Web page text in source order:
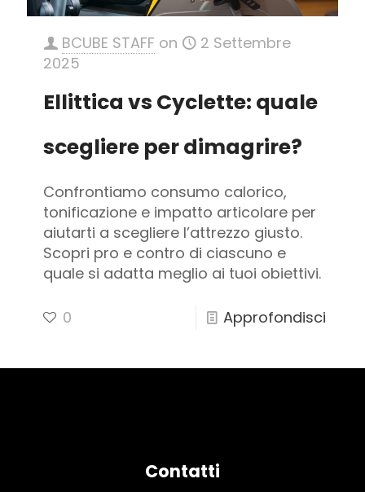
BCUBE STAFF on
2 Settembre
2025
Ellittica vs Cyclette: quale
scegliere per dimagrire?
Confrontiamo consumo calorico,
tonificazione e impatto articolare per
aiutarti a scegliere l’attrezzo giusto.
Scopri pro e contro di ciascuno e
quale si adatta meglio ai tuoi obiettivi.
0 Approfondisci
vs
Contatti